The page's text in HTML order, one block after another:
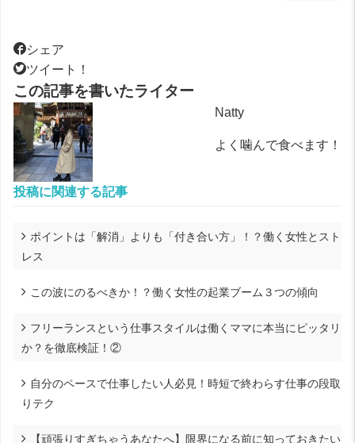
シェア
ツイート！
この記事を書いたライター
Natty
よく噛んで食べます！
投稿に関連する記事
ポイントは「解消」よりも「付き合い方」！？働く女性とスト
レス
この波にのるべきか！？働く女性の起業ブーム３つの傾向
フリーランスという仕事スタイルは働くママに本当にピッタリ
か？を徹底検証！②
自分のペースで仕事したい人必見！時短で終わらす仕事の段取
りテク
【頑張りすぎちゃうあなたへ】限界になる前に知っておきたい